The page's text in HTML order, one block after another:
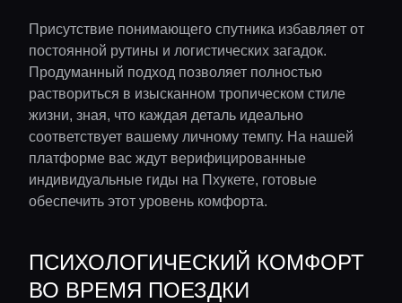
Присутствие понимающего спутника избавляет от
постоянной рутины и логистических загадок.
Продуманный подход позволяет полностью
раствориться в изысканном тропическом стиле
жизни, зная, что каждая деталь идеально
соответствует вашему личному темпу. На нашей
платформе вас ждут верифицированные
индивидуальные гиды на Пхукете, готовые
обеспечить этот уровень комфорта.
ПСИХОЛОГИЧЕСКИЙ КОМФОРТ
ВО ВРЕМЯ ПОЕЗДКИ